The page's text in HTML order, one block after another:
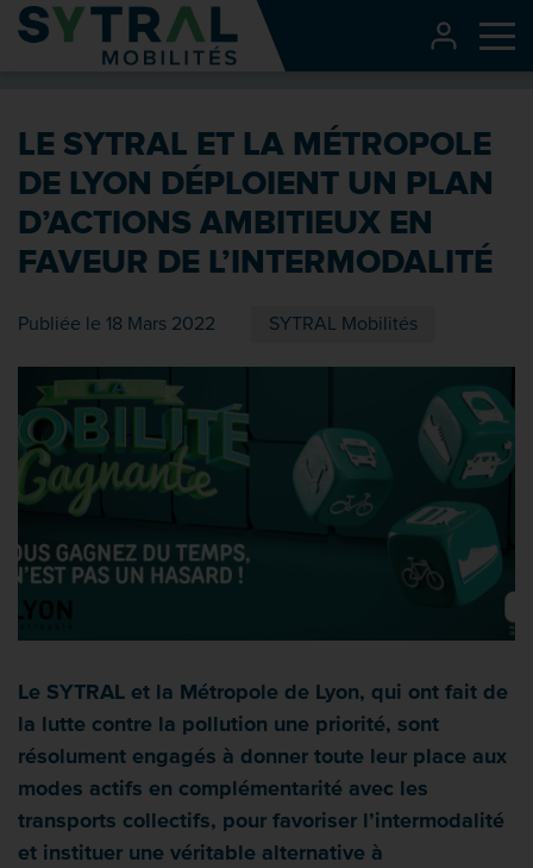
Contenu
Entête de page
Recherche
Pied de page
LE SYTRAL ET LA MÉTROPOLE
DE LYON DÉPLOIENT UN PLAN
D’ACTIONS AMBITIEUX EN
FAVEUR DE L’INTERMODALITÉ
Publiée le 18 Mars 2022 SYTRAL Mobilités
Le SYTRAL et la Métropole de Lyon, qui ont fait de
la lutte contre la pollution une priorité, sont
résolument engagés à donner toute leur place aux
modes actifs en complémentarité avec les
transports collectifs, pour favoriser l’intermodalité
et instituer une véritable alternative à